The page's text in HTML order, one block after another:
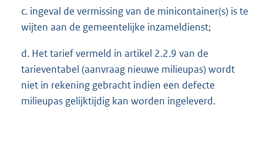
c. ingeval de vermissing van de minicontainer(s) is te
wijten aan de gemeentelijke inzameldienst;
d. Het tarief vermeld in artikel 2.2.9 van de
tarieventabel (aanvraag nieuwe milieupas) wordt
niet in rekening gebracht indien een defecte
milieupas gelijktijdig kan worden ingeleverd.